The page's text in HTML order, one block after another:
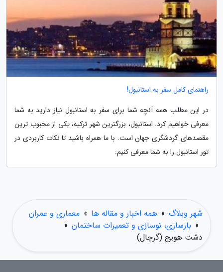
راهنمای کامل سفر به استانبول!
در این مطلب همه آنچه شما برای سفر به استانبول نیاز دارید به شما
معرفی خواهیم کرد. استانبول، بزرگترین شهر ترکیه، یکی از محبوب ترین
مقصدهای گردشگری جهان است. با ما همراه باشید تا نکات کاربردی در
تور استانبول را به شما معرفی کنیم:
شهر وبلاگ » همه اخبار و مقاله ها » معماری و عمران
» بازسازی، نوسازی و تعمیرات ساختمان »
دشت هویج (گرچال)